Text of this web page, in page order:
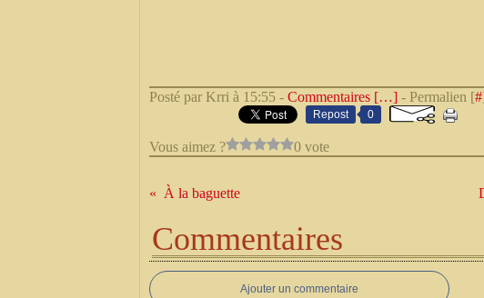
Posté par Krri à 15:55 - Commentaires […] - Permalien [#
Repost 0
Vous aimez ? 0 vote
À la baguette
Commentaires
Ajouter un commentaire